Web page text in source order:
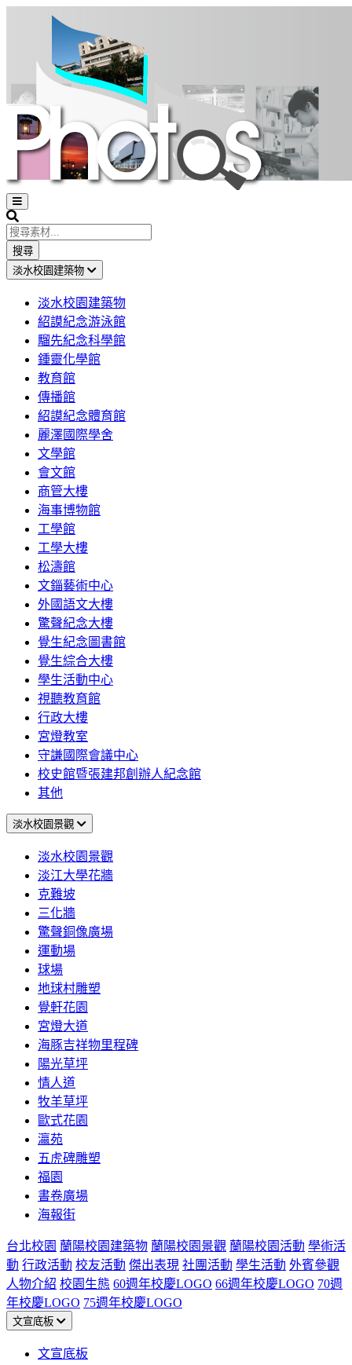
Open
sidebar
Search
搜尋
淡水校園建築物
淡水校園建築物
紹謨紀念游泳館
騮先紀念科學館
鍾靈化學館
教育館
傳播館
紹謨紀念體育館
麗澤國際學舍
文學館
會文館
商管大樓
海事博物館
工學館
工學大樓
松濤館
文錙藝術中心
外國語文大樓
驚聲紀念大樓
覺生紀念圖書館
覺生綜合大樓
學生活動中心
視聽教育館
行政大樓
宮燈教室
守謙國際會議中心
校史館暨張建邦創辦人紀念館
其他
淡水校園景觀
淡水校園景觀
淡江大學花牆
克難坡
三化牆
驚聲銅像廣場
運動場
球場
地球村雕塑
覺軒花園
宮燈大道
海豚吉祥物里程碑
陽光草坪
情人道
牧羊草坪
歐式花園
瀛苑
五虎碑雕塑
福園
書卷廣場
海報街
台北校園 蘭陽校園建築物 蘭陽校園景觀 蘭陽校園活動 學術活
動 行政活動 校友活動 傑出表現 社團活動 學生活動 外賓參觀
人物介紹 校園生態 60週年校慶LOGO 66週年校慶LOGO 70週
年校慶LOGO 75週年校慶LOGO
文宣底板
文宣底板